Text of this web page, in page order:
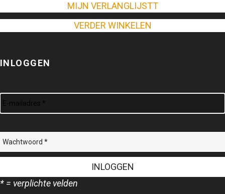
MIJN VERLANGLIJSTT
VERDER WINKELEN
INLOGGEN
* = verplichte velden